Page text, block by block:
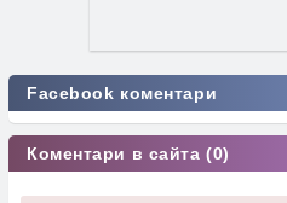
Facebook коментари
Коментари в сайта (0)